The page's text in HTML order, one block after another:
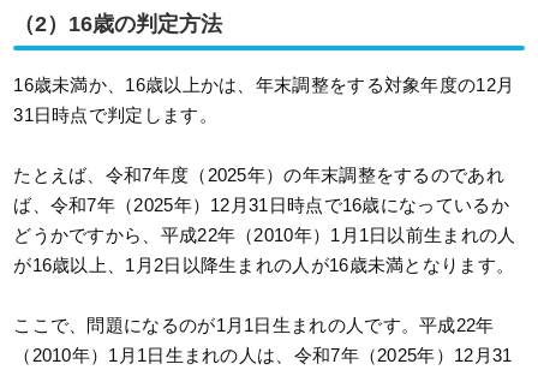
（2）16歳の判定方法
16歳未満か、16歳以上かは、年末調整をする対象年度の12月
31日時点で判定します。
たとえば、令和7年度（2025年）の年末調整をするのであれ
ば、令和7年（2025年）12月31日時点で16歳になっているか
どうかですから、平成22年（2010年）1月1日以前生まれの人
が16歳以上、1月2日以降生まれの人が16歳未満となります。
ここで、問題になるのが1月1日生まれの人です。平成22年
（2010年）1月1日生まれの人は、令和7年（2025年）12月31